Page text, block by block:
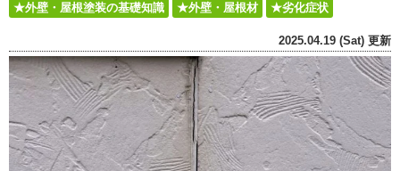
★外壁・屋根塗装の基礎知識 ★外壁・屋根材 ★劣化症状
2025.04.19 (Sat) 更新